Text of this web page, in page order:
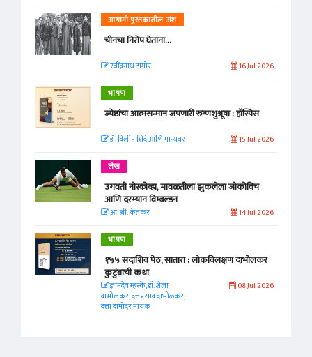
आगामी पुस्तकातील अंश
चीनचा निरोप घेताना...
रवींद्रनाथ टागोर. 16 Jul 2026
भाषण
ज्येष्ठांचा आत्मसन्मान जपणारी रुग्णशुश्रूषा : हॉस्पिस
डॉ. दिलीप शिंदे आणि मान्यवर 15 Jul 2026
लेख
उगवती नोस्कोव्हा, मावळतीला झुकलेला जोकोविच
आणि दरम्यान विम्बल्डन
आ. श्री. केतकर 14 Jul 2026
भाषण
१५५ सदाशिव पेठ, सातारा : लोकविलक्षण दाभोलकर
कुटुंबाची कथा
ज्ञानदेव म्हस्के, डॉ. शैला
दाभोलकर, दत्तप्रसाद दाभोळकर,
दत्ता दामोदर नायक
08 Jul 2026